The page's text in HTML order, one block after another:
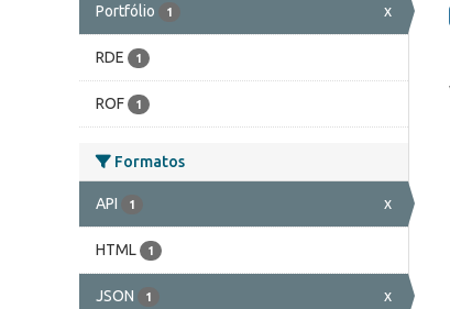
Portfólio 1 x
RDE 1
ROF 1
Formatos
API 1 x
HTML 1
JSON 1 x